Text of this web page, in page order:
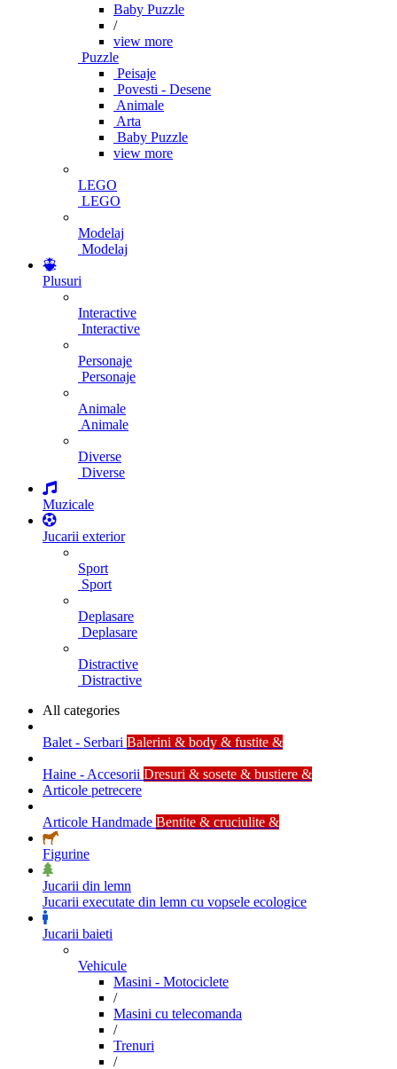
Baby Puzzle
/
view more
Puzzle
Peisaje
Povesti - Desene
Animale
Arta
Baby Puzzle
view more
LEGO
LEGO
Modelaj
Modelaj
Plusuri
Interactive
Interactive
Personaje
Personaje
Animale
Animale
Diverse
Diverse
Muzicale
Jucarii exterior
Sport
Sport
Deplasare
Deplasare
Distractive
Distractive
All categories
Balet - Serbari Balerini & body & fustite &
Haine - Accesorii Dresuri & sosete & bustiere &
Articole petrecere
Articole Handmade Bentite & cruciulite &
Figurine
Jucarii din lemn
Jucarii executate din lemn cu vopsele ecologice
Jucarii baieti
Vehicule
Masini - Motociclete
/
Masini cu telecomanda
/
Trenuri
/